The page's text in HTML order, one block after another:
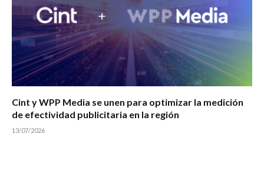
Cint y WPP Media se unen para optimizar la medición
de efectividad publicitaria en la región
13/07/2026